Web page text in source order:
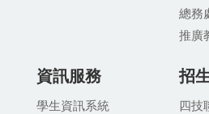
總務
推廣
資訊服務
學生資訊系統
招
四技